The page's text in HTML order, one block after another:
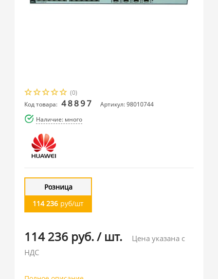
(0)
Код товара: 48897
Артикул: 98010744
Наличие: много
Розница
114 236 руб/шт
114 236 руб./ шт.
Цена указана с
НДС